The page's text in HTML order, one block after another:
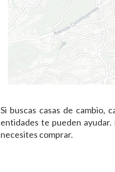
Si buscas casas de cambio,
entidades te pueden
necesites comprar.